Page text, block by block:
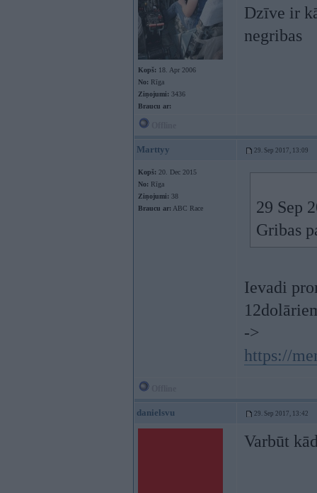
Kopš: 18. Apr 2006
No: Rīga
Ziņojumi: 3436
Braucu ar:
Dzīve ir
negribas
Marttyy 29. Sep 2017, 13:09
Kopš: 20. Dec 2015
No: Rīga
Ziņojumi: 38
Braucu ar: ABC Race
29 Sep
Gribas
Ievadi
->
https://
danielsvu 29. Sep 2017, 13:42
Varbūt